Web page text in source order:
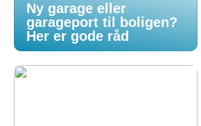
Ny garage eller
garageport til boligen?
Her er gode råd